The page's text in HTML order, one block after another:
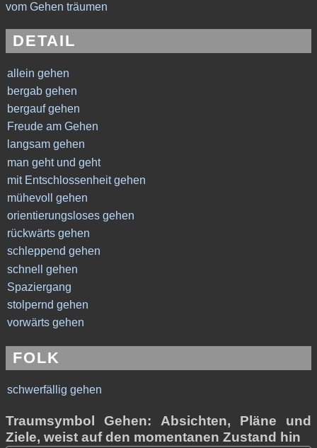
vom Gehen träumen
DETAIL
allein gehen
bergab gehen
bergauf gehen
Freude am Gehen
langsam gehen
man geht und geht
mit Entschlossenheit gehen
mühevoll gehen
orientierungsloses gehen
rückwärts gehen
schleppend gehen
schnell gehen
Spaziergang
stolpernd gehen
vorwärts gehen
FOLK
schwerfällig gehen
Traumsymbol Gehen: Absichten, Pläne und
Ziele, weist auf den momentanen Zustand hin